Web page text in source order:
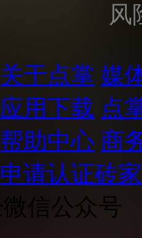
风
关于点掌 媒
应用下载 点
帮助中心 商
申请认证砖家